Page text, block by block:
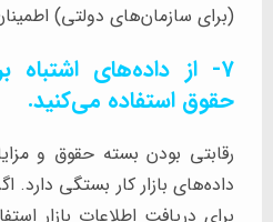
(برای سازمان‌های دولتی)
7- از داده‌های
حقوق استفاده می‌کنید.
رقابتی بودن بسته حقوق و
داده‌های بازار کار بستگی دارد.
برای دریافت اطلاعات بازار